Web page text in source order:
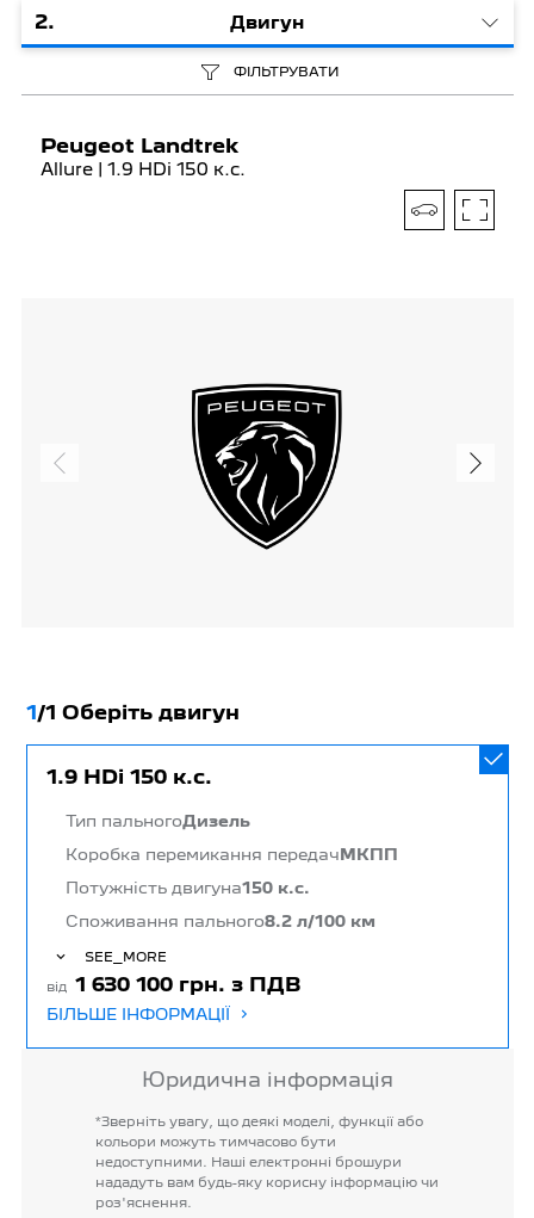
2. Двигун
ФІЛЬТРУВАТИ
Peugeot Landtrek
Allure | 1.9 HDi 150 к.с.
1/1 Оберіть двигун
1.9 HDi 150 к.с.
Тип пальногоДизель
Коробка перемикання передачМКПП
Потужність двигуна150 к.с.
Споживання пального8.2 л/100 км
SEE_MORE
від 1 630 100 грн. з ПДВ
БІЛЬШЕ ІНФОРМАЦІЇ
Юридична інформація
*Зверніть увагу, що деякі моделі, функції або
кольори можуть тимчасово бути
недоступними.
Наші електронні брошури
нададуть вам будь-яку корисну інформацію чи
роз'яснення.